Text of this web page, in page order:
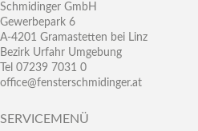
Schmidinger GmbH
Gewerbepark 6
A-4201 Gramastetten bei Linz
Bezirk Urfahr Umgebung
Tel 07239 7031 0
office@fensterschmidinger.at
SERVICEMENÜ